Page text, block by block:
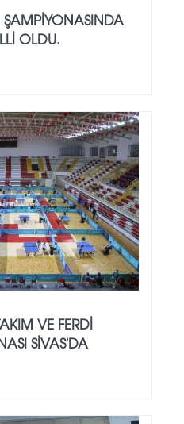
ŞAMPİYONASINDA
OLDU.
VE FERDİ
SİVAS'DA